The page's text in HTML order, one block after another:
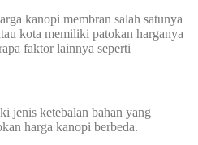
kanopi membran salah satunya
kota memiliki patokan harganya
faktor lainnya seperti
jenis ketebalan bahan yang
harga kanopi berbeda.